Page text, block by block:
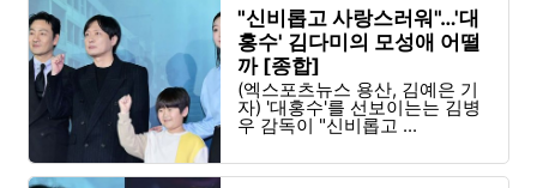
"신비롭고 사랑스러워"…'대
홍수' 김다미의 모성애 어떨
까 [종합]
(엑스포츠뉴스 용산, 김예은 기
자) '대홍수'를 선보이는는 김병
우 감독이 "신비롭고 ...